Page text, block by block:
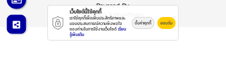
Powered By
Thailand YellowPages
เว็บไซต์นี้ใช้คุกกี้
เราใช้คุกกี้เพื่อเพิ่มประสิทธิภาพและ
มอบประสบการณ์ความพึงพอใจ
ของท่านในการใช้งานเว็บไซต์ เรียน
รู้เพิ่มเติม
ตั้งค่าคุกกี้ ยอมรับ